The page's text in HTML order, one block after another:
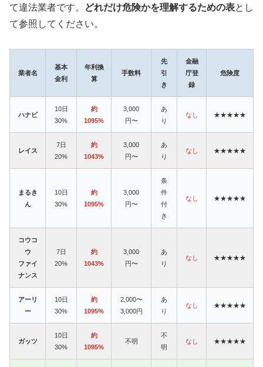
て違法業者です。
どれだけ危険かを理解するための表とし
て参照してください。
業者名
基本
金利
年利換
算
手数料
先
引
き
金融
庁登
録
危険度
ハナビ
10日
30%
約
1095%
3,000
円〜
あ
り
なし ★★★★★
レイス
7日
20%
約
1043%
3,000
円〜
あ
り
なし ★★★★★
まるき
ん
10日
30%
約
1095%
3,000
円〜
条
件
付
き
なし ★★★★★
コウコ
ウ
ファイ
ナンス
7日
20%
約
1043%
3,000
円〜
あ
り
なし ★★★★★
アーリ
ー
10日
30%
約
1095%
2,000〜
3,000円
あ
り
なし ★★★★★
ガッツ
10日
30%
約
1095%
不明
不
明
なし ★★★★★